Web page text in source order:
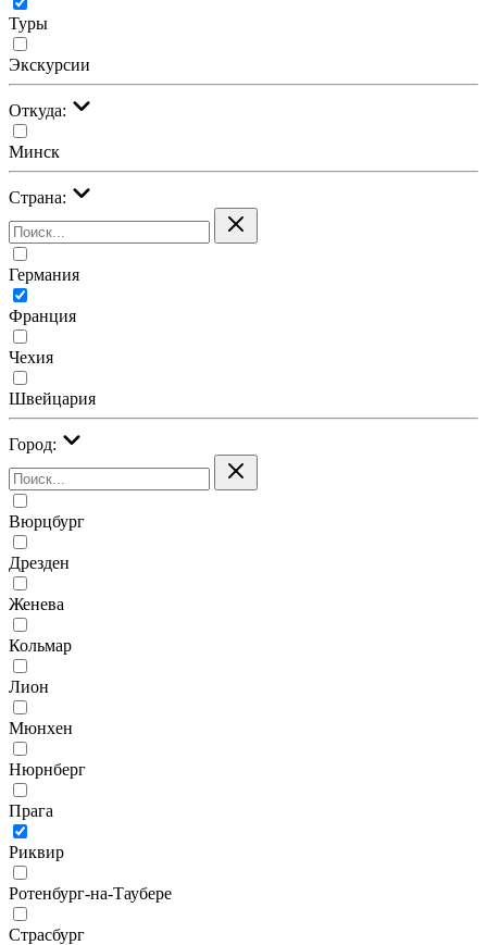
Туры
Экскурсии
Откуда:
Минск
Страна:
Германия
Франция
Чехия
Швейцария
Город:
Вюрцбург
Дрезден
Женева
Кольмар
Лион
Мюнхен
Нюрнберг
Прага
Риквир
Ротенбург-на-Таубере
Страсбург